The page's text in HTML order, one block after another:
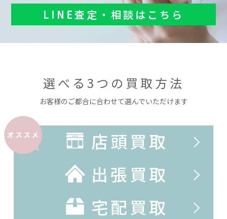
LINE査定・相談はこちら
選べる3つの買取方法
お客様のご都合に合わせて選んでいただけます
オススメ
店頭買取
出張買取
宅配買取